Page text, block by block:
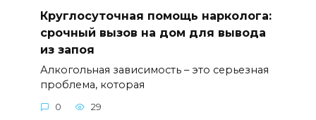
Круглосуточная помощь нарколога:
срочный вызов на дом для вывода
из запоя
Алкогольная зависимость – это серьезная
проблема, которая
0 29